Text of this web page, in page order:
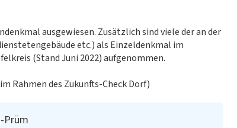
ausgewiesen. Zusätzlich sind viele der an der
etc.) als Einzeldenkmal im
(Stand Juni 2022) aufgenommen.
Rahmen des Zukunfts-Check Dorf)
Prüm